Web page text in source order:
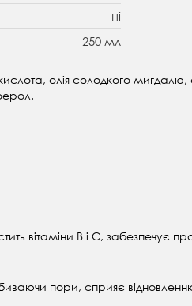
ні
250 мл
олія солодкого
В і С, забезпечує
пори, сприяє